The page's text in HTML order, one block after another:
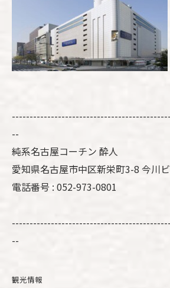
--
純系名古屋コーチン 酔人
愛知県名古屋市中区新栄町3-8 今川
電話番号 : 052-973-0801
--
観光情報